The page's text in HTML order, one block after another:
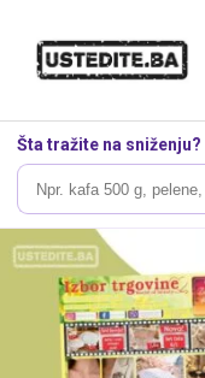
Šta tražite na sniženju?